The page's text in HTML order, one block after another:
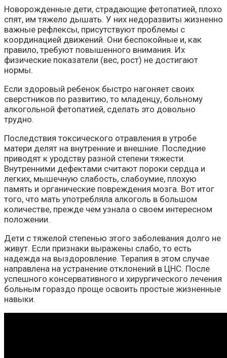
Новорожденные дети, страдающие фетопатией, плохо
спят, им тяжело дышать. У них недоразвиты жизненно
важные рефлексы, присутствуют проблемы с
координацией движений. Они беспокойные и, как
правило, требуют повышенного внимания. Их
физические показатели (вес, рост) не достигают
нормы.
Если здоровый ребенок быстро нагоняет своих
сверстников по развитию, то младенцу, больному
алкогольной фетопатией, сделать это довольно
трудно.
Последствия токсического отравления в утробе
матери делят на внутренние и внешние. Последние
приводят к уродству разной степени тяжести.
Внутренними дефектами считают пороки сердца и
легких, мышечную слабость, слабоумие, плохую
память и органические повреждения мозга. Вот итог
того, что мать употребляла алкоголь в большом
количестве, прежде чем узнала о своем интересном
положении.
Дети с тяжелой степенью этого заболевания долго не
живут. Если признаки выражены слабо, то есть
надежда на выздоровление. Терапия в этом случае
направлена на устранение отклонений в ЦНС. После
успешного консервативного и хирургического лечения
больным гораздо проще освоить простые жизненные
навыки.